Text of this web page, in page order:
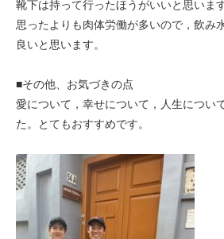
ジョグジャ
ギリシャ
靴下は持って行ったほうがいいと思いま
思ったよりも肉体労働が多いので，飲み
良いと思います。
■その他、お気づきの点
愛について，幸せについて，人生につい
た。とてもおすすめです。